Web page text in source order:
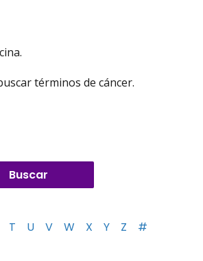
términos de cáncer.
T U V W X Y Z #